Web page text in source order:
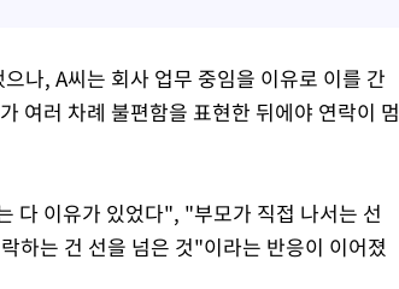
나, A씨는 회사 업무 중임을 이유로 이를 간
여러 차례 불편함을 표현한 뒤에야 연락이 멈
다 이유가 있었다", "부모가 직접 나서는 선
하는 건 선을 넘은 것"이라는 반응이 이어졌